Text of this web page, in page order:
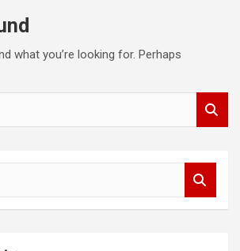
what you’re looking for. Perhaps